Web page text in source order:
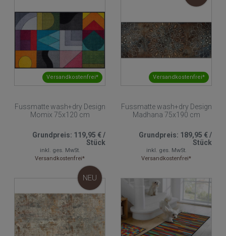
Versandkostenfrei*
Fussmatte wash+dry Design
Momix 75x120 cm
Grundpreis: 119,95 €/
Stück
inkl. ges. MwSt.
Versandkostenfrei*
Versandkostenfrei*
Fussmatte wash+dry Design
Madhana 75x190 cm
Grundpreis: 189,95 €/
Stück
inkl. ges. MwSt.
Versandkostenfrei*
NEU